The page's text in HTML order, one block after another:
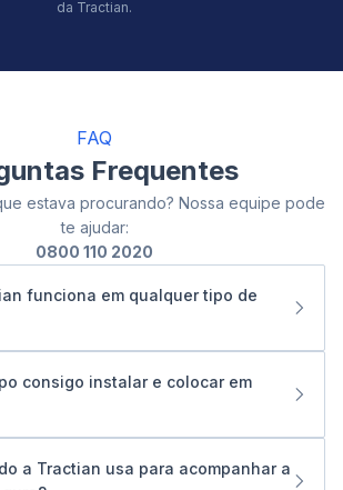
da Tractian.
FAQ
Frequentes
estava procurando? Nossa equipe pode
te ajudar:
0800 110 2020
funciona em qualquer tipo de
e plataforma que funcionam tanto
quanto com equipamentos
permite aplicação em
e configurações de produção, de linhas
consigo instalar e colocar em
a receber dados em tempo real na
a Tractian usa para acompanhar a